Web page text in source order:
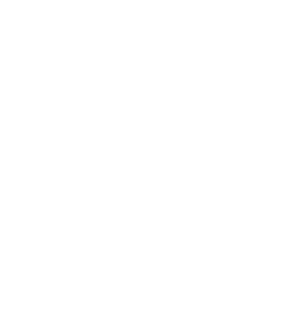
sus controles fronterizos son
Sevilla ha invertido más de 6
Susto en Marbella: un atún de
un bañista hasta la orilla de la
Emvisesa refuerza la atención
vulnerables con cesión de
Condenado a dos años de
a una menor tras abordarla en